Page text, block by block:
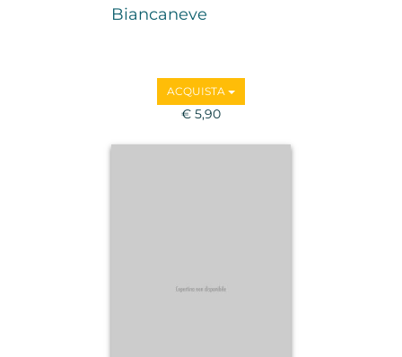
Biancaneve
ACQUISTA
€ 5,90